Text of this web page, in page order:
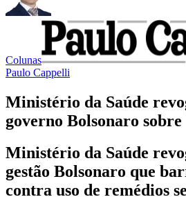
Colunas
Paulo Cappelli
Ministério da Saúde
governo Bolsonaro
Ministério da Saúde
gestão Bolsonaro que
contra uso de remédios